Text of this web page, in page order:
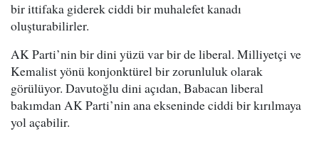
bir ittifaka giderek ciddi bir muhalefet kanadı
oluşturabilirler.
AK Parti’nin bir dini yüzü var bir de liberal. Milliyetçi ve
Kemalist yönü konjonktürel bir zorunluluk olarak
görülüyor. Davutoğlu dini açıdan, Babacan liberal
bakımdan AK Parti’nin ana ekseninde ciddi bir kırılmaya
yol açabilir.